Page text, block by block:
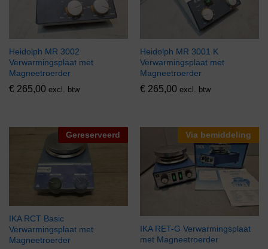
Heidolph MR 3002
Verwarmingsplaat met
Magneetroerder
€ 265,00 excl. btw
Heidolph MR 3001 K
Verwarmingsplaat met
Magneetroerder
€ 265,00 excl. btw
Gereserveerd
IKA RCT Basic
Verwarmingsplaat met
Magneetroerder
Via bemiddeling
IKA RET-G Verwarmingsplaat
met Magneetroerder